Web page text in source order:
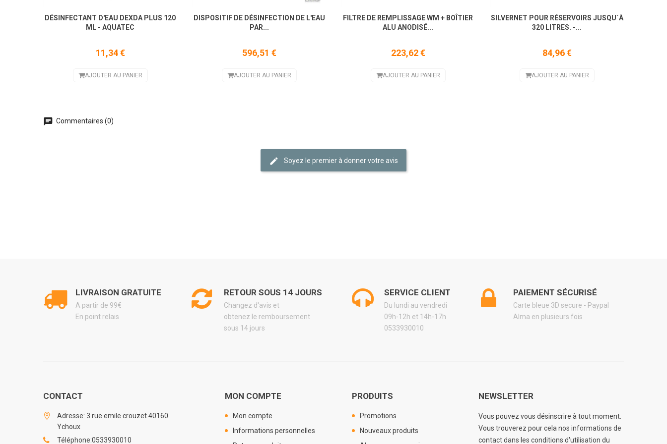
DÉSINFECTANT D'EAU DEXDA PLUS 120
ML - AQUATEC
11,34 €
AJOUTER AU PANIER
DISPOSITIF DE DÉSINFECTION DE L'EAU
PAR...
596,51 €
AJOUTER AU PANIER
FILTRE DE REMPLISSAGE WM + BOÎTIER
ALU ANODISÉ...
223,62 €
AJOUTER AU PANIER
SILVERNET POUR RÉSERVOIRS JUSQU´À
320 LITRES. -...
84,96 €
AJOUTER AU PANIER
Commentaires (0)
Soyez le premier à donner votre avis
LIVRAISON GRATUITE
A partir de 99€
En point relais
RETOUR SOUS 14 JOURS
Changez d'avis et
obtenez le remboursement
sous 14 jours
SERVICE CLIENT
Du lundi au vendredi
09h-12h et 14h-17h
0533930010
PAIEMENT SÉCURISÉ
Carte bleue 3D secure - Paypal
Alma en plusieurs fois
CONTACT
Adresse: 3 rue emile crouzet 40160
Ychoux
Téléphone:0533930010
MON COMPTE
Mon compte
Informations personnelles
PRODUITS
Promotions
Nouveaux produits
NEWSLETTER
Vous pouvez vous désinscrire à tout moment.
Vous trouverez pour cela nos informations de
contact dans les conditions d'utilisation du